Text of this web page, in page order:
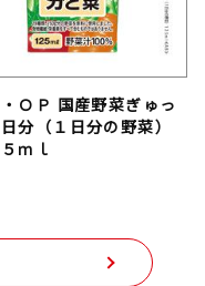
ＯＰ 国産野菜ぎゅっ
分（１日分の野菜）
ｍｌ